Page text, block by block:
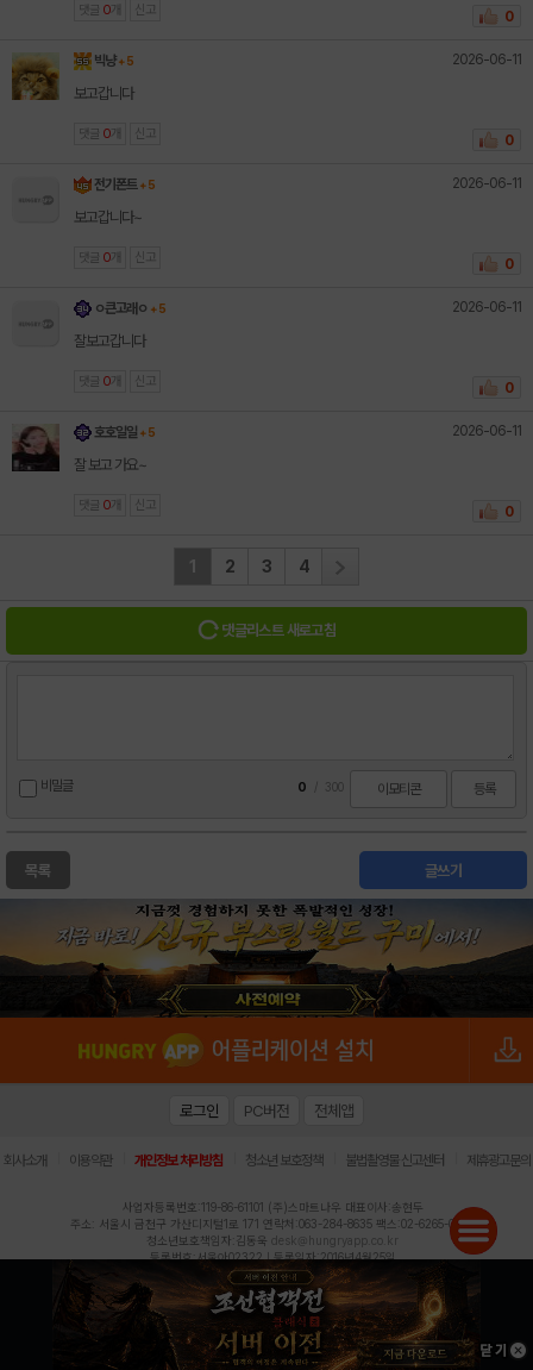
댓글 0 개 신고 0
빅냥 + 5 2026-06-11
보고갑니다
댓글 0 개 신고 0
전기폰트 + 5 2026-06-11
보고갑니다~
댓글 0 개 신고 0
ㅇ큰고래ㅇ + 5 2026-06-11
잘보고갑니다
댓글 0 개 신고 0
호호일일 + 5 2026-06-11
잘 보고 가요~
댓글 0 개 신고 0
1 2 3 4
댓글리스트 새로고침
비밀글 0 300 이모티콘 등록
글쓰기
목록
로그인 PC버전 전체앱
회사소개 이용약관 개인정보 처리방침 청소년 보호정책 불법촬영물 신고센터 제휴광고문의
사업자등록번호:119-86-61101 (주)스마트나우 대표이사:송현두
주소: 서울시 금천구 가산디지털1로 171 연락처:063-284-8635 팩스:02-6265-0377
청소년보호책임자:김동욱 desk@hungryapp.co.kr
등록번호:서울아02322 | 등록일자:2016년4월25일
발행인:(주)스마트나우 송현두 | 편집인:김동욱
헝그리앱의 콘텐츠 및 기사는 저작권법의 보호를 받으므로, 무단 전재, 복사, 배포 등을 금합니다.
Copyright (c) HungryApp All Rights Reserved.